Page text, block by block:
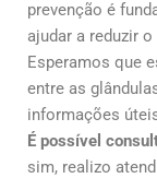
prevenção é
ajudar a reduzir
Esperamos que
entre as
informações
É possível
sim, realizo